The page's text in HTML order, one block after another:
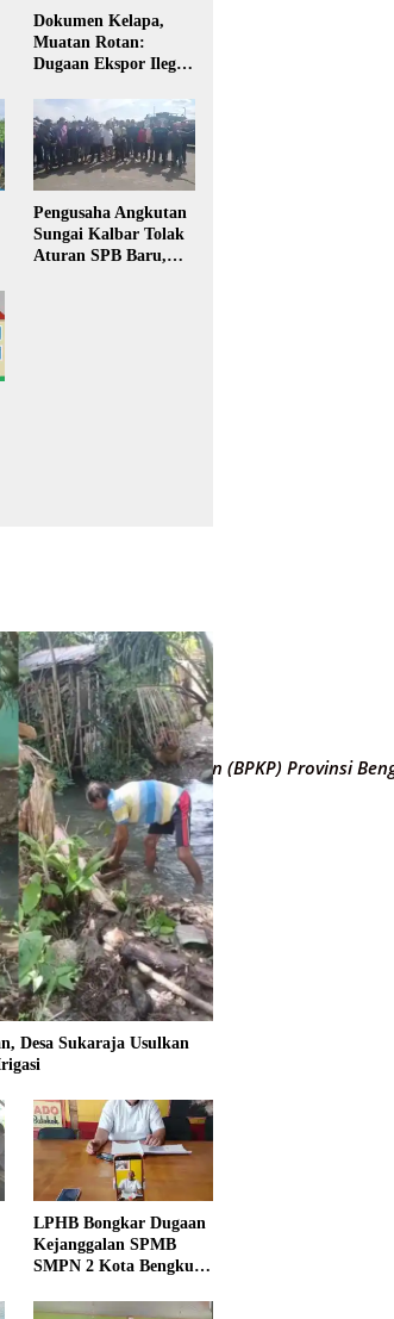
dan Pembangunan (BPKP) Provinsi
Dokumen Kelapa,
Muatan Rotan:
Dugaan Ekspor Ilegal
Publik Kalbar
Pengusaha Angkutan
Sungai Kalbar Tolak
Aturan SPB Baru,
Desa Sukaraja Usulkan
LPHB Bongkar Dugaan
Kejanggalan SPMB
SMPN 2 Kota Bengkulu,
Menyeluruh